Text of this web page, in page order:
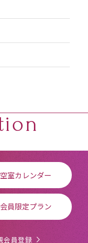
空室カレンダー
会員限定プラン
会員登録